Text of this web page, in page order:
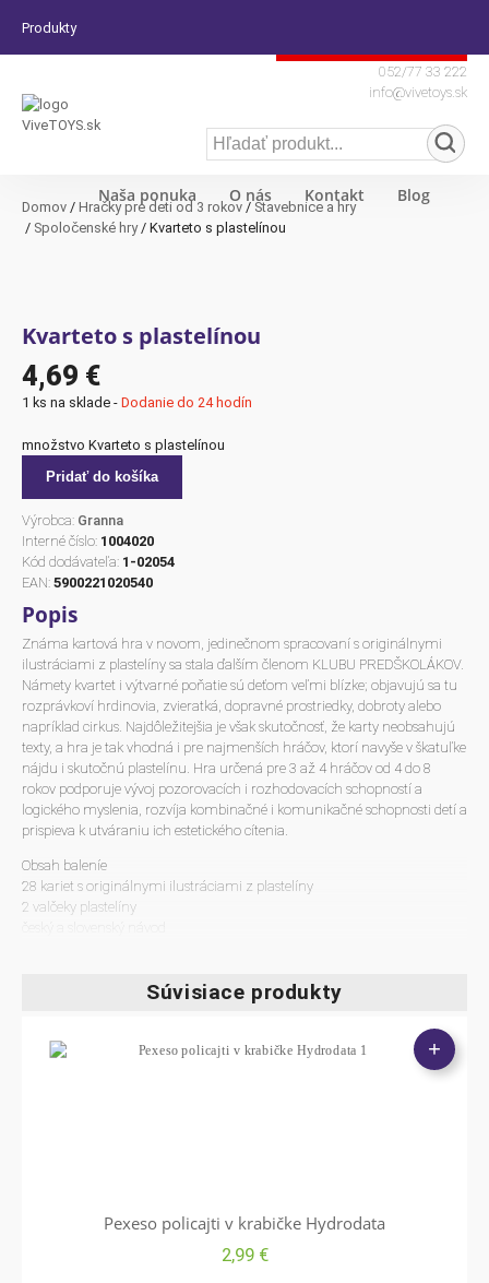
052/77 33 222
info@vivetoys.sk
Naša ponuka O nás Kontakt Blog
Produkty
Domov / Hračky pre deti od 3 rokov / Stavebnice a hry
/ Spoločenské hry/ Kvarteto s plastelínou
Kvarteto s plastelínou
4,69 €
1 ks na sklade - Dodanie do 24 hodín
množstvo Kvarteto s plastelínou
Pridať do košíka
Výrobca: Granna
Interné číslo: 1004020
Kód dodávateľa: 1-02054
EAN: 5900221020540
Popis
Známa kartová hra v novom, jedinečnom spracovaní s originálnymi
ilustráciami z plastelíny sa stala ďalším členom KLUBU PREDŠKOLÁKOV.
Námety kvartet i výtvarné poňatie sú deťom veľmi blízke; objavujú sa tu
rozprávkoví hrdinovia, zvieratká, dopravné prostriedky, dobroty alebo
napríklad cirkus. Najdôležitejšia je však skutočnosť, že karty neobsahujú
texty, a hra je tak vhodná i pre najmenších hráčov, ktorí navyše v škatuľke
nájdu i skutočnú plastelínu. Hra určená pre 3 až 4 hráčov od 4 do 8
rokov podporuje vývoj pozorovacích i rozhodovacích schopností a
logického myslenia, rozvíja kombinačné i komunikačné schopnosti detí a
prispieva k utváraniu ich estetického cítenia.
Obsah baleníe
28 kariet s originálnymi ilustráciami z plastelíny
2 valčeky plastelíny
Súvisiace produkty
Pexeso policajti v krabičke Hydrodata
2,99 €